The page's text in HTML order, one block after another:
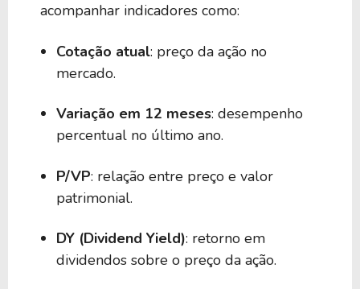
acompanhar indicadores como:
Cotação atual: preço da ação no
mercado.
Variação em 12 meses: desempenho
percentual no último ano.
P/VP: relação entre preço e valor
patrimonial.
DY (Dividend Yield): retorno em
dividendos sobre o preço da ação.